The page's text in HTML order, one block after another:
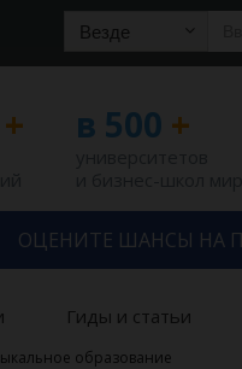
Везде
+ в 500 +
ОЦЕНИТЕ ШАНСЫ НА
Гиды и статьи
образование